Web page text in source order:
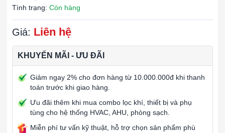
Tình trạng: Còn hàng
Giá: Liên hệ
KHUYẾN MÃI - ƯU ĐÃI
Giảm ngay 2% cho đơn hàng từ 10.000.000đ khi thanh
toán trước khi giao hàng.
Ưu đãi thêm khi mua combo lọc khí, thiết bị và phụ
tùng cho hệ thống HVAC, AHU, phòng sạch.
Miễn phí tư vấn kỹ thuật, hỗ trợ chọn sản phẩm phù